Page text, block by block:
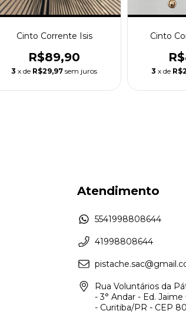
Cinto Corrente Isis
R$89,90
3 x de R$29,97 sem juros
Cinto
3 x de
Atendimento
5541998808644
41998808644
Rua Voluntários da
- 3° Andar - Ed.
- Curitiba/PR - CEP